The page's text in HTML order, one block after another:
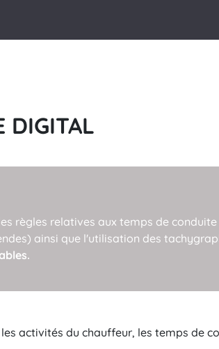
DIGITAL
règles relatives aux temps de
ainsi que l'utilisation des
les activités du chauffeur, les temps de